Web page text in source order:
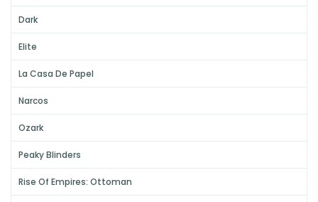
Dark
Elite
La Casa De Papel
Narcos
Ozark
Peaky Blinders
Rise Of Empires: Ottoman